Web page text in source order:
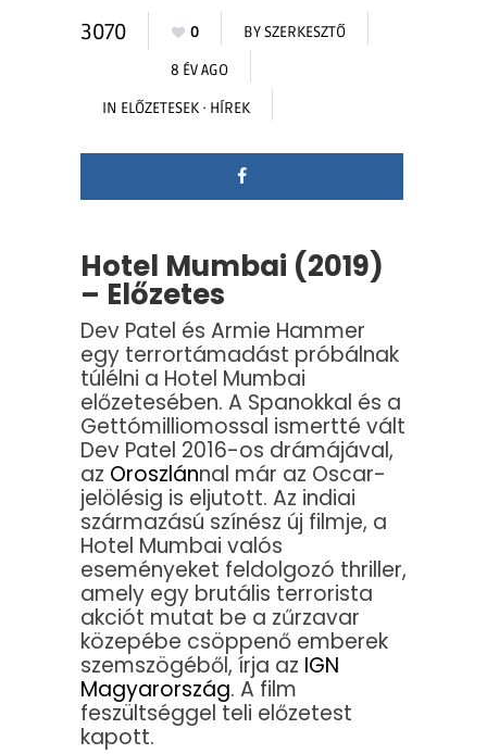
3070 0 BYSZERKESZTŐ
8 ÉV AGO
IN ELŐZETESEK · HÍREK
Hotel Mumbai (2019)
– Előzetes
Dev Patel és Armie Hammer
egy terrortámadást próbálnak
túlélni a Hotel Mumbai
előzetesében. A Spanokkal és a
Gettómilliomossal ismertté vált
Dev Patel 2016-os drámájával,
az Oroszlánnal már az Oscar-
jelölésig is eljutott. Az indiai
származású színész új filmje, a
Hotel Mumbai valós
eseményeket feldolgozó thriller,
amely egy brutális terrorista
akciót mutat be a zűrzavar
közepébe csöppenő emberek
szemszögéből, írja az IGN
Magyarország. A film
feszültséggel teli előzetest
kapott.